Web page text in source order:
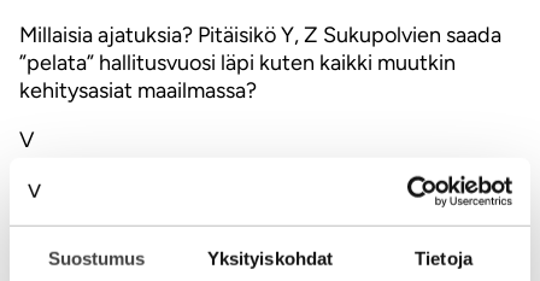
Suostumus Yksityiskohdat Tietoja
Millaisia ajatuksia? Pitäisikö Y, Z Sukupolvien saada
”pelata” hallitusvuosi läpi kuten kaikki muutkin
kehitysasiat maailmassa?
V
Lue myös:
as-a-service-historia/